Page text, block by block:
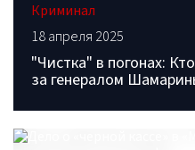
Криминал
18 апреля 2025
"Чистка" в погонах:
за генералом